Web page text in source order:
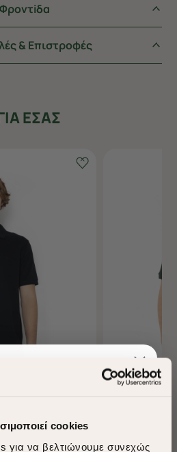
cookies
για να βελτιώνουμε συνεχώς
Φροντiδα
& Επιστροφές
ΕΣΑΣ
FIT